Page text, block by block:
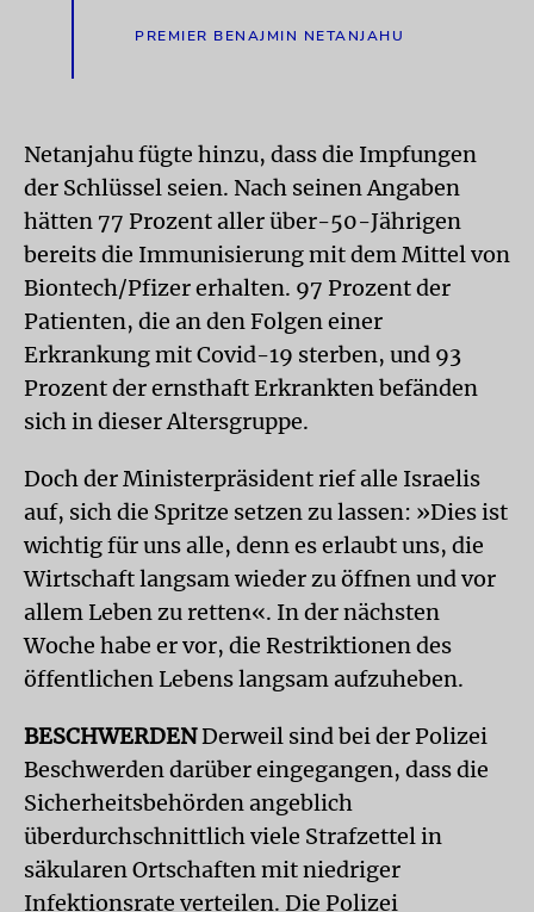
PREMIER BENAJMIN NETANJAHU
Netanjahu fügte hinzu, dass die Impfungen
der Schlüssel seien. Nach seinen Angaben
hätten 77 Prozent aller über-50-Jährigen
bereits die Immunisierung mit dem Mittel von
Biontech/Pfizer erhalten. 97 Prozent der
Patienten, die an den Folgen einer
Erkrankung mit Covid-19 sterben, und 93
Prozent der ernsthaft Erkrankten befänden
sich in dieser Altersgruppe.
Doch der Ministerpräsident rief alle Israelis
auf, sich die Spritze setzen zu lassen: »Dies ist
wichtig für uns alle, denn es erlaubt uns, die
Wirtschaft langsam wieder zu öffnen und vor
allem Leben zu retten«. In der nächsten
Woche habe er vor, die Restriktionen des
öffentlichen Lebens langsam aufzuheben.
BESCHWERDENDerweil sind bei der Polizei
Beschwerden darüber eingegangen, dass die
Sicherheitsbehörden angeblich
überdurchschnittlich viele Strafzettel in
säkularen Ortschaften mit niedriger
Infektionsrate verteilen. Die Polizei